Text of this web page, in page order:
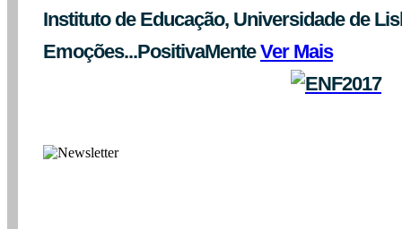
Instituto de Educação, Universidade de
Emoções...PositivaMenteVer Mais